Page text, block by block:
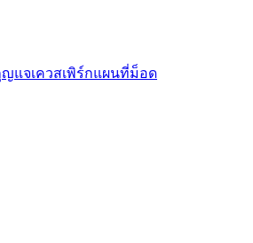
ญแจเควสเพิร์กแผนที่ม็อด